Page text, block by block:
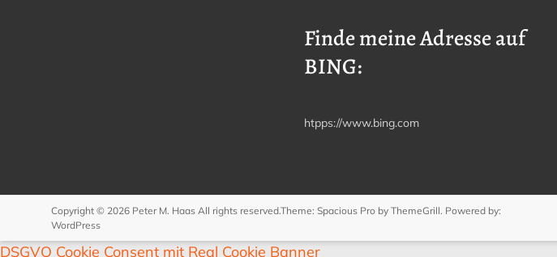
Finde meine Adresse auf
BING:
htpps://www.bing.com
Copyright © 2026 Peter M. Haas All rights reserved.Theme: Spacious Pro by ThemeGrill. Powered by:
WordPress
DSGVO Cookie Consent mit Real Cookie Banner